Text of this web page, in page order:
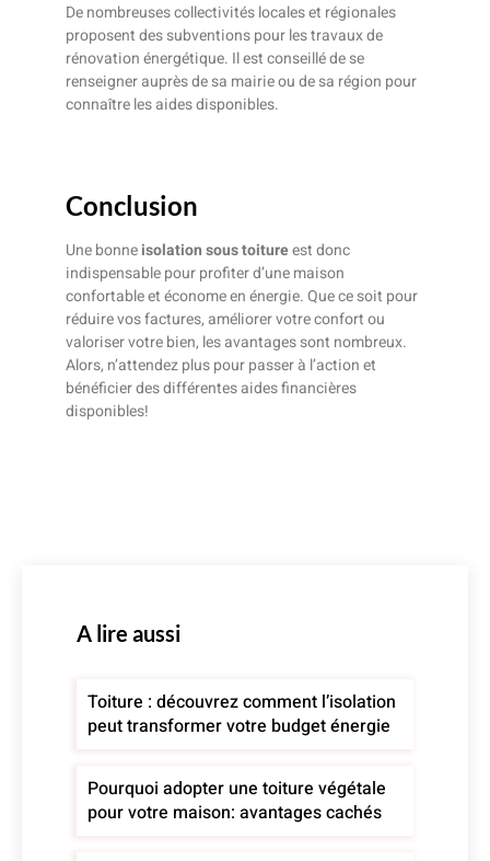
De nombreuses collectivités locales et régionales
proposent des subventions pour les travaux de
rénovation énergétique. Il est conseillé de se
renseigner auprès de sa mairie ou de sa région pour
connaître les aides disponibles.
Conclusion
Une bonneisolation sous toitureest donc
indispensable pour profiter d’une maison
confortable et économe en énergie. Que ce soit pour
réduire vos factures, améliorer votre confort ou
valoriser votre bien, les avantages sont nombreux.
Alors, n’attendez plus pour passer à l’action et
bénéficier des différentes aides financières
disponibles!
A lire aussi
Toiture : découvrez comment l’isolation
peut transformer votre budget énergie
Pourquoi adopter une toiture végétale
pour votre maison: avantages cachés